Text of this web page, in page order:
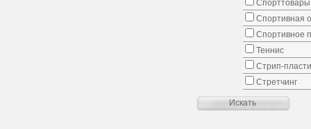
Спортивная
Спортивное
Теннис
Стрип-
Стретчинг